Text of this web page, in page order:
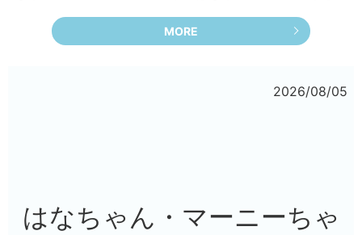
MORE
2026/08/05
はなちゃん・マーニーちゃ